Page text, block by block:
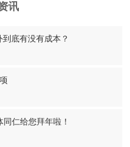
讯
底有没有成本？
仁给您拜年啦！